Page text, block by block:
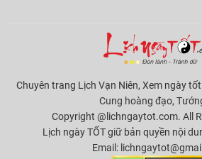
Chuyên trang Lịch Vạn Niên, Xem ngày
Cung hoàng đạo,
Copyright @lichngaytot.com. All
Lịch ngày TỐT giữ bản quyền nội
Email: